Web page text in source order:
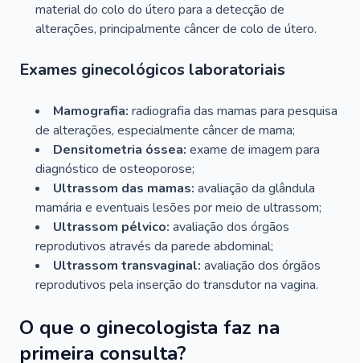
material do colo do útero para a detecção de
alterações, principalmente câncer de colo de útero.
Exames ginecológicos laboratoriais
Mamografia: radiografia das mamas para pesquisa
de alterações, especialmente câncer de mama;
Densitometria óssea: exame de imagem para
diagnóstico de osteoporose;
Ultrassom das mamas: avaliação da glândula
mamária e eventuais lesões por meio de ultrassom;
Ultrassom pélvico: avaliação dos órgãos
reprodutivos através da parede abdominal;
Ultrassom transvaginal: avaliação dos órgãos
reprodutivos pela inserção do transdutor na vagina.
O que o ginecologista faz na
primeira consulta?